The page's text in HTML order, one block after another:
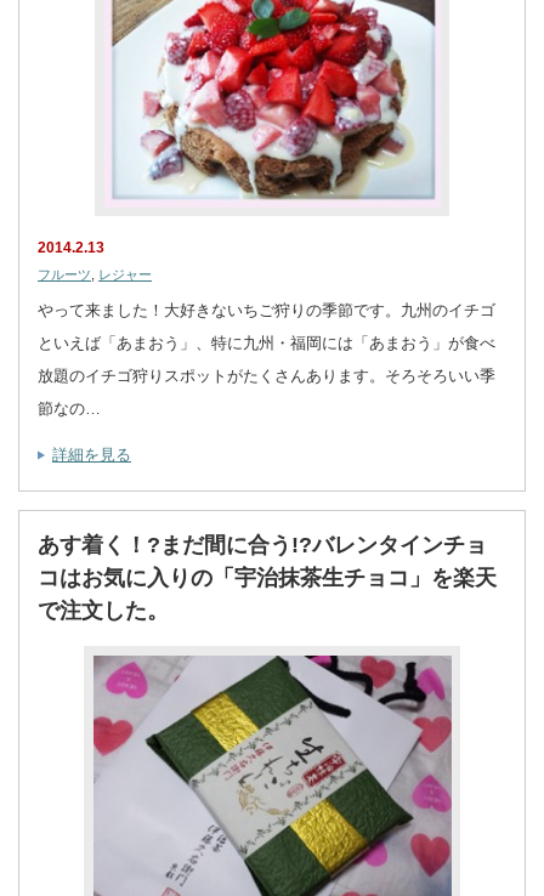
2014.2.13
フルーツ レジャー
やって来ました！大好きないちご狩りの季節です。九州のイチゴ
といえば「あまおう」、特に九州・福岡には「あまおう」が食べ
放題のイチゴ狩りスポットがたくさんあります。そろそろいい季
節なの…
詳細を見る
あす着く！?まだ間に合う!?バレンタインチョ
コはお気に入りの「宇治抹茶生チョコ」を楽天
で注文した。